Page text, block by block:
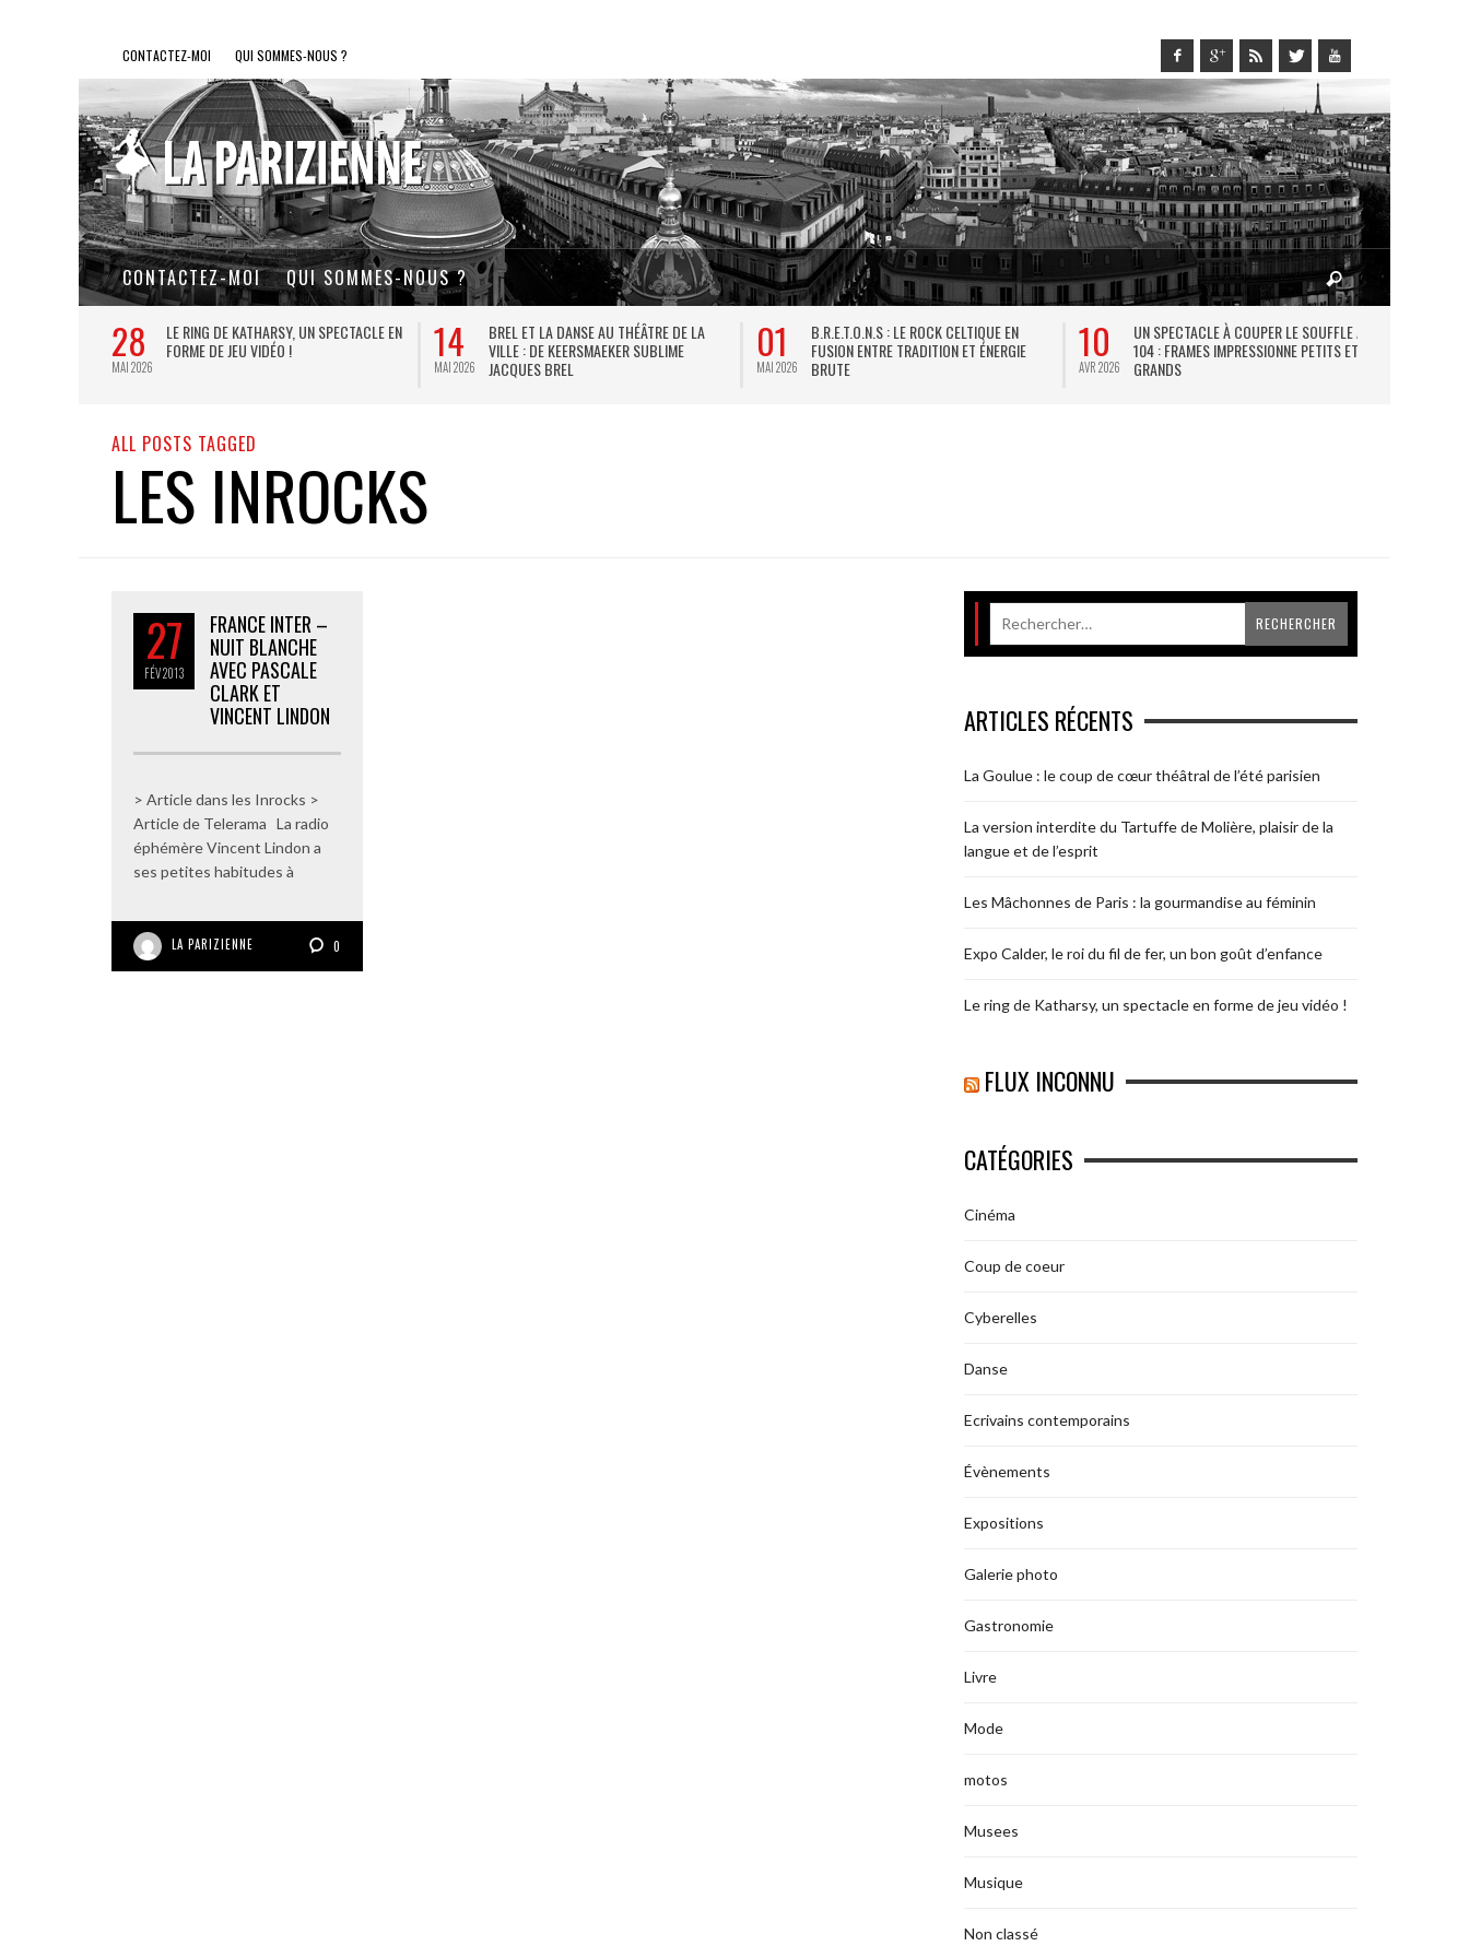
CONTACTEZ-MOI QUI SOMMES-NOUS ?
CONTACTEZ-MOI QUI SOMMES-NOUS ?
28
MAI 2026
LE RING DE KATHARSY, UN SPECTACLE EN
FORME DE JEU VIDÉO !
14
MAI 2026
BREL ET LA DANSE AU THÉÂTRE DE LA
VILLE : DE KEERSMAEKER SUBLIME
JACQUES BREL
01
MAI 2026
B.R.E.T.O.N.S : LE ROCK CELTIQUE EN
FUSION ENTRE TRADITION ET ÉNERGIE
BRUTE
10
AVR 2026
UN SPECTACLE À COUPER LE SOUFFLE AU
104 : FRAMES IMPRESSIONNE PETITS ET
GRANDS
ALL POSTS TAGGED
LES INROCKS
27
FÉV2013
FRANCE INTER –
NUIT BLANCHE
AVEC PASCALE
CLARK ET
VINCENT LINDON
> Article dans les Inrocks >
Article de Telerama La radio
éphémère Vincent Lindon a
ses petites habitudes à
LA PARIZIENNE 0
ARTICLES RÉCENTS
La Goulue : le coup de cœur théâtral de l’été parisien
La version interdite du Tartuffe de Molière, plaisir de la
langue et de l’esprit
Les Mâchonnes de Paris : la gourmandise au féminin
Expo Calder, le roi du fil de fer, un bon goût d’enfance
Le ring de Katharsy, un spectacle en forme de jeu vidéo !
FLUX INCONNU
CATÉGORIES
Cinéma
Coup de coeur
Cyberelles
Danse
Ecrivains contemporains
Évènements
Expositions
Galerie photo
Gastronomie
Livre
Mode
motos
Musees
Musique
Non classé